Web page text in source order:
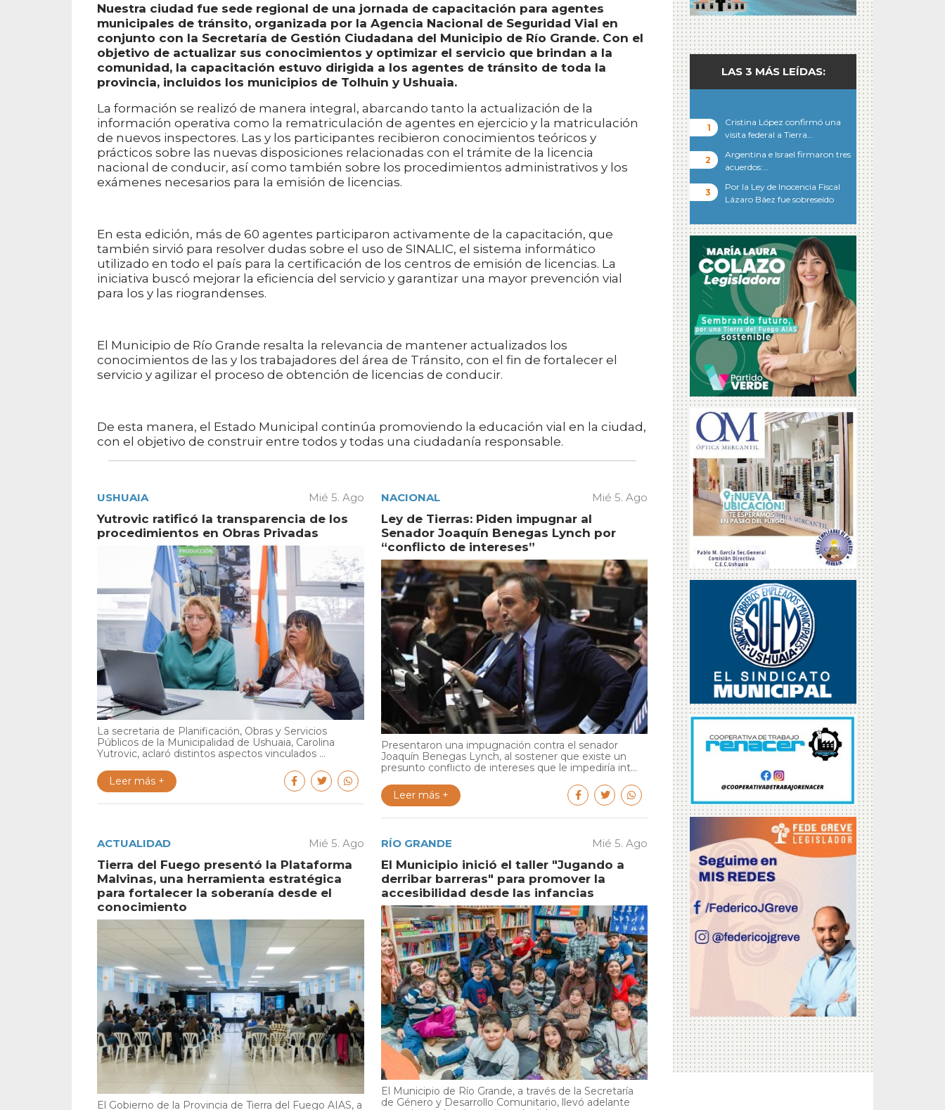
Nuestra ciudad fue sede regional de una jornada de capacitación para agentes
municipales de tránsito, organizada por la Agencia Nacional de Seguridad Vial en
conjunto con la Secretaría de Gestión Ciudadana del Municipio de Río Grande. Con el
objetivo de actualizar sus conocimientos y optimizar el servicio que brindan a la
comunidad, la capacitación estuvo dirigida a los agentes de tránsito de toda la
provincia, incluidos los municipios de Tolhuin y Ushuaia.
La formación se realizó de manera integral, abarcando tanto la actualización de la
información operativa como la rematriculación de agentes en ejercicio y la matriculación
de nuevos inspectores. Las y los participantes recibieron conocimientos teóricos y
prácticos sobre las nuevas disposiciones relacionadas con el trámite de la licencia
nacional de conducir, así como también sobre los procedimientos administrativos y los
exámenes necesarios para la emisión de licencias.
En esta edición, más de 60 agentes participaron activamente de la capacitación, que
también sirvió para resolver dudas sobre el uso de SINALIC, el sistema informático
utilizado en todo el país para la certificación de los centros de emisión de licencias. La
iniciativa buscó mejorar la eficiencia del servicio y garantizar una mayor prevención vial
para los y las riograndenses.
El Municipio de Río Grande resalta la relevancia de mantener actualizados los
conocimientos de las y los trabajadores del área de Tránsito, con el fin de fortalecer el
servicio y agilizar el proceso de obtención de licencias de conducir.
De esta manera, el Estado Municipal continúa promoviendo la educación vial en la ciudad,
con el objetivo de construir entre todos y todas una ciudadanía responsable.
USHUAIA Mié 5. Ago
Yutrovic ratificó la transparencia de los
procedimientos en Obras Privadas
La secretaria de Planificación, Obras y Servicios
Públicos de la Municipalidad de Ushuaia, Carolina
Yutrovic, aclaró distintos aspectos vinculados ...
Leer más +
NACIONAL Mié 5. Ago
Ley de Tierras: Piden impugnar al
Senador Joaquín Benegas Lynch por
“conflicto de intereses”
Presentaron una impugnación contra el senador
Joaquín Benegas Lynch, al sostener que existe un
presunto conflicto de intereses que le impediría int...
Leer más +
ACTUALIDAD Mié 5. Ago
Tierra del Fuego presentó la Plataforma
Malvinas, una herramienta estratégica
para fortalecer la soberanía desde el
conocimiento
El Gobierno de la Provincia de Tierra del Fuego AIAS, a
RÍO GRANDE Mié 5. Ago
El Municipio inició el taller "Jugando a
derribar barreras" para promover la
accesibilidad desde las infancias
El Municipio de Río Grande, a través de la Secretaría
de Género y Desarrollo Comunitario, llevó adelante
LAS 3 MÁS LEÍDAS:
Cristina López confirmó una
visita federal a Tierra…
Argentina e Israel firmaron tres
acuerdos:…
Por la Ley de Inocencia Fiscal
Lázaro Báez fue sobreseído